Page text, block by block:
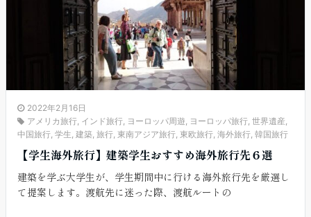
2022年2月16日
アメリカ旅行, インド旅行, ヨーロッパ周遊, ヨーロッパ旅行, 世界遺産,
中国旅行, 学生, 建築, 旅行, 東南アジア旅行, 東欧旅行, 海外旅行, 韓国旅行
【学生海外旅行】建築学生おすすめ海外旅行先６選
建築を学ぶ大学生が、学生期間中に行ける海外旅行先を厳選し
て提案します。渡航先に迷った際、渡航ルートの